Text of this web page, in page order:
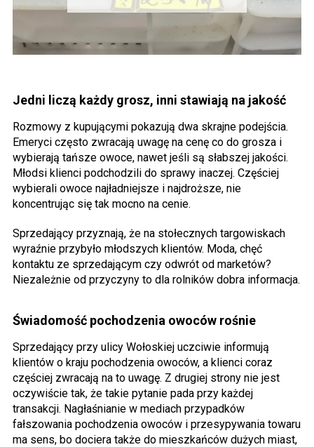
Jedni liczą każdy grosz, inni stawiają na jakość
Rozmowy z kupującymi pokazują dwa skrajne podejścia.
Emeryci często zwracają uwagę na cenę co do grosza i
wybierają tańsze owoce, nawet jeśli są słabszej jakości.
Młodsi klienci podchodzili do sprawy inaczej. Częściej
wybierali owoce najładniejsze i najdroższe, nie
koncentrując się tak mocno na cenie.
Sprzedający przyznają, że na stołecznych targowiskach
wyraźnie przybyło młodszych klientów. Moda, chęć
kontaktu ze sprzedającym czy odwrót od marketów?
Niezależnie od przyczyny to dla rolników dobra informacja.
Świadomość pochodzenia owoców rośnie
Sprzedający przy ulicy Wołoskiej uczciwie informują
klientów o kraju pochodzenia owoców, a klienci coraz
częściej zwracają na to uwagę. Z drugiej strony nie jest
oczywiście tak, że takie pytanie pada przy każdej
transakcji. Nagłaśnianie w mediach przypadków
fałszowania pochodzenia owoców i przesypywania towaru
ma sens, bo dociera także do mieszkańców dużych miast,